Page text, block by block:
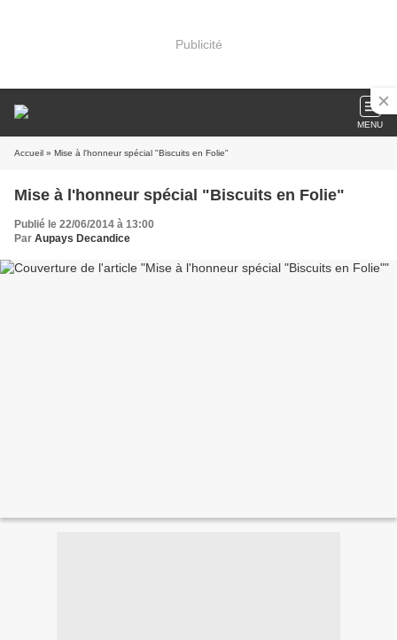
Publicité
MENU
Accueil » Mise à l'honneur spécial "Biscuits en Folie"
Mise à l'honneur spécial "Biscuits en Folie"
Publié le 22/06/2014 à 13:00
Par Aupays Decandice